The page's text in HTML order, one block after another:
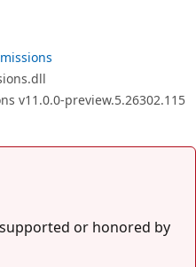
v11.0.0-preview.5.26302.115
or honored by